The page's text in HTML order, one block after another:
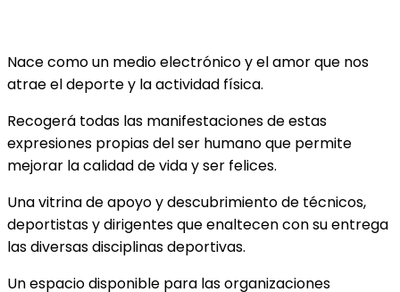
Nace como un medio electrónico y el amor que nos
atrae el deporte y la actividad física.
Recogerá todas las manifestaciones de estas
expresiones propias del ser humano que permite
mejorar la calidad de vida y ser felices.
Una vitrina de apoyo y descubrimiento de técnicos,
deportistas y dirigentes que enaltecen con su entrega
las diversas disciplinas deportivas.
Un espacio disponible para las organizaciones